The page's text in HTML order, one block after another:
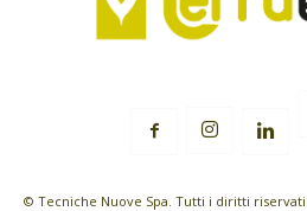
© Tecniche Nuove Spa. Tutti i diritti